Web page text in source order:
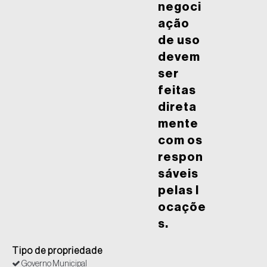
negoci
ação
de uso
devem
ser
feitas
direta
mente
com os
respon
sáveis
pelas l
ocaçõe
s.
Tipo de propriedade
Governo Municipal